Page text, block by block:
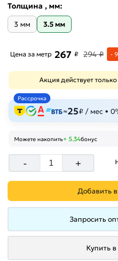
Толщина , мм:
3 мм 3.5 мм
Цена за метр 267 ₽ 294 ₽ -
Акция действует
Рассрочка
≈25₽ / мес •
Можете накопить+ 5.34бонус
- +
Добавить
Запросить
Купить